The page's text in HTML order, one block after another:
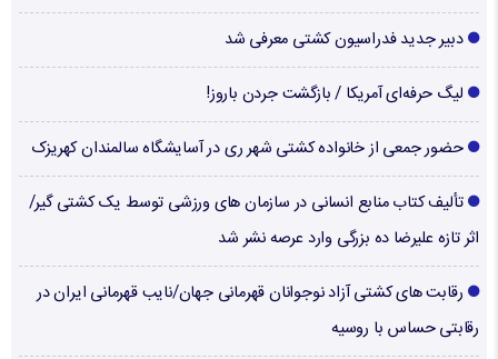
دبیر جدید فدراسیون کشتی معرفی شد
لیگ حرفه‌ای آمریکا / بازگشت جردن باروز!
حضور جمعی از خانواده کشتی شهر ری در آسایشگاه سالمندان کهریزک
تألیف کتاب منابع انسانی در سازمان های ورزشی توسط یک کشتی گیر/
اثر تازه علیرضا ده بزرگی وارد عرصه نشر شد
رقابت های کشتی آزاد نوجوانان قهرمانی جهان/نایب قهرمانی ایران در
رقابتی حساس با روسیه